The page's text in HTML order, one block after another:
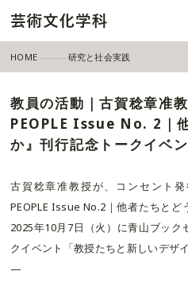
HOME 研究と社会実践
教員の活動｜古賀稔章准
PEOPLE Issue No. 2｜
か』刊行記念トークイベ
古賀稔章准教授が、コンセント発
PEOPLE Issue No.2｜他者たちとど
2025年10月7日（火）に青山ブッ
クイベント「教授たちと新しいデザ
—